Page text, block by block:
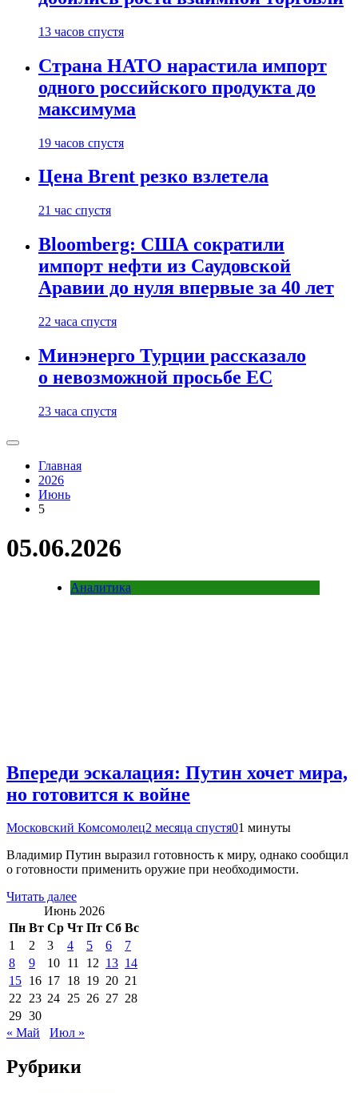
13 часов спустя
Страна НАТО нарастила импорт
одного российского продукта до
максимума
19 часов спустя
Цена Brent резко взлетела
21 час спустя
Bloomberg: США сократили
импорт нефти из Саудовской
Аравии до нуля впервые за 40 лет
22 часа спустя
Минэнерго Турции рассказало
о невозможной просьбе ЕС
23 часа спустя
Главная
2026
Июнь
5
05.06.2026
Аналитика
Впереди эскалация: Путин хочет мира,
но готовится к войне
Московский Комсомолец2 месяца спустя01 минуты
Владимир Путин выразил готовность к миру, однако сообщил
о готовности применить оружие при необходимости.
Читать далее
Июнь 2026
Пн Вт Ср Чт Пт Сб Вс
1
2 3 4 5 6
7
8
9 10 11 12 13 14
15 16 17 18 19 20 21
22 23 24 25 26 27 28
29 30
« Май
Июл »
Рубрики